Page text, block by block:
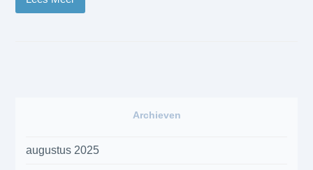
Archieven
augustus 2025